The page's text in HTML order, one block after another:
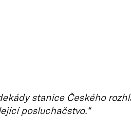
stanice Českého
posluchačstvo.“